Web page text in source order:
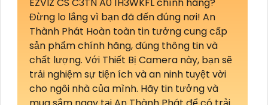
Đừng lo lắng vì bạn đã đến đúng nơi! An
Thành Phát Hoàn toàn tin tưởng cung cấp
sản phẩm chính hãng, đúng thông tin và
chất lượng. Với Thiết Bị Camera này, bạn sẽ
trải nghiệm sự tiện ích và an ninh tuyệt vời
cho ngôi nhà của mình. Hãy tin tưởng và